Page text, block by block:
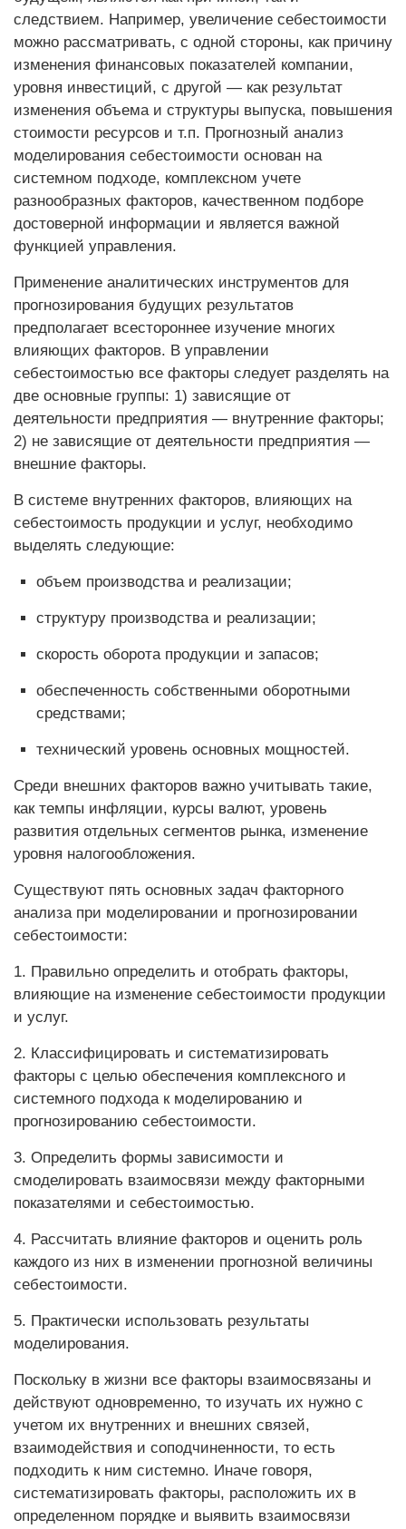
следствием. Например, увеличение себестоимости
можно рассматривать, с одной стороны, как причину
изменения финансовых показателей компании,
уровня инвестиций, с другой — как результат
изменения объема и структуры выпуска, повышения
стоимости ресурсов и т.п. Прогнозный анализ
моделирования себестоимости основан на
системном подходе, комплексном учете
разнообразных факторов, качественном подборе
достоверной информации и является важной
функцией управления.
Применение аналитических инструментов для
прогнозирования будущих результатов
предполагает всестороннее изучение многих
влияющих факторов. В управлении
себестоимостью все факторы следует разделять на
две основные группы: 1) зависящие от
деятельности предприятия — внутренние факторы;
2) не зависящие от деятельности предприятия —
внешние факторы.
В системе внутренних факторов, влияющих на
себестоимость продукции и услуг, необходимо
выделять следующие:
объем производства и реализации;
структуру производства и реализации;
скорость оборота продукции и запасов;
обеспеченность собственными оборотными
средствами;
технический уровень основных мощностей.
Среди внешних факторов важно учитывать такие,
как темпы инфляции, курсы валют, уровень
развития отдельных сегментов рынка, изменение
уровня налогообложения.
Существуют пять основных задач факторного
анализа при моделировании и прогнозировании
себестоимости:
1. Правильно определить и отобрать факторы,
влияющие на изменение себестоимости продукции
и услуг.
2. Классифицировать и систематизировать
факторы с целью обеспечения комплексного и
системного подхода к моделированию и
прогнозированию себестоимости.
3. Определить формы зависимости и
смоделировать взаимосвязи между факторными
показателями и себестоимостью.
4. Рассчитать влияние факторов и оценить роль
каждого из них в изменении прогнозной величины
себестоимости.
5. Практически использовать результаты
моделирования.
Поскольку в жизни все факторы взаимосвязаны и
действуют одновременно, то изучать их нужно с
учетом их внутренних и внешних связей,
взаимодействия и соподчиненности, то есть
подходить к ним системно. Иначе говоря,
систематизировать факторы, расположить их в
определенном порядке и выявить взаимосвязи